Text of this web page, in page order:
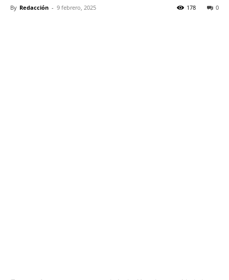
By Redacción - 9 febrero, 2025 0
178